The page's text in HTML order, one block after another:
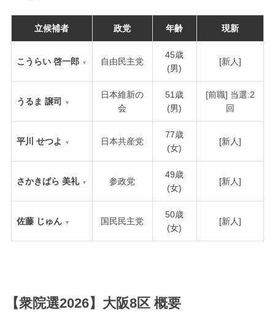
立候補者 政党 年齢 現新
こうらい 啓一郎 ▼ 自由民主党
45歳
(男)
[新人]
うるま 譲司 ▼
日本維新の
会
51歳
(男)
[前職] 当選:2
回
平川 せつよ ▼ 日本共産党
77歳
(女)
[新人]
さかきばら 美礼 ▼ 参政党
49歳
(女)
[新人]
佐藤 じゅん ▼ 国民民主党
50歳
(女)
[新人]
【衆院選2026】大阪8区 概要